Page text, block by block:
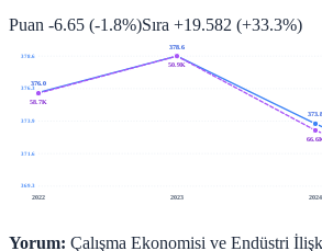
Puan -6.65 (-1.8%)Sıra +19.582 (+33.3%)
378.6
376.3
373.9
371.6
369.3
2022
2023 2024
376.0
378.6
373.8
58.7K
50.9K
66.6K
Yorum: Çalışma Ekonomisi ve Endüstri